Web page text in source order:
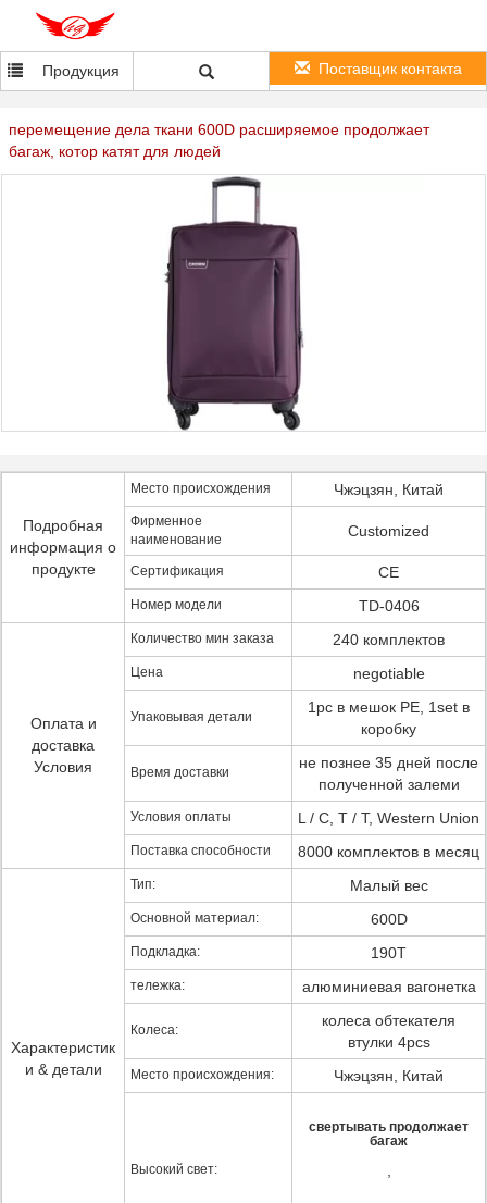
Продукция Поставщик контакта
перемещение дела ткани 600D расширяемое продолжает
багаж, котор катят для людей
Подробная
информация о
продукте
Место происхождения Чжэцзян, Китай
Фирменное
наименование
Customized
Сертификация CE
Номер модели TD-0406
Оплата и
доставка
Условия
Количество мин заказа 240 комплектов
Цена negotiable
Упаковывая детали
1pc в мешок PE, 1set в
коробку
Время доставки
не познее 35 дней после
полученной залеми
Условия оплаты L / C, T / T, Western Union
Поставка способности 8000 комплектов в месяц
Характеристик
и & детали
Тип: Малый вес
Основной материал: 600D
Подкладка: 190T
тележка: алюминиевая вагонетка
Колеса:
колеса обтекателя
втулки 4pcs
Место происхождения: Чжэцзян, Китай
Высокий свет:
свертывать продолжает
багаж